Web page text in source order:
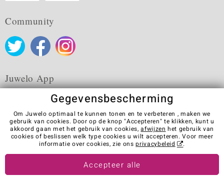
Community
Juwelo App
Algemene verkoopvoorwaarden Privacybeleid
Cookies
Colofon
Contact
Contract herroepen
Visit our stores in other countries:
Gegevensbescherming
Om Juwelo optimaal te kunnen tonen en te verbeteren , maken we
gebruik van cookies. Door op de knop "Accepteren" te klikken, kunt u
akkoord gaan met het gebruik van cookies,afwijzen het gebruik van
cookies of beslissen welk type cookies u wilt accepteren. Voor meer
informatie over cookies, zie onsprivacybeleid .
Accepteer alle